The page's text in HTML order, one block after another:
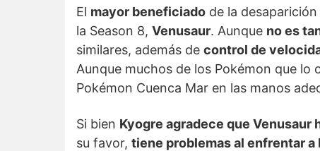
El mayor beneficiado de la
la Season 8, Venusaur. Aunque no es
similares, además de control de
Aunque muchos de los Pokémon que
Pokémon Cuenca Mar en las manos
Si bien Kyogre agradece que Venusaur
su favor, tiene problemas al enfrentar a